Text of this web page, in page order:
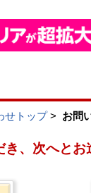
せトップ> お問
、次へとお